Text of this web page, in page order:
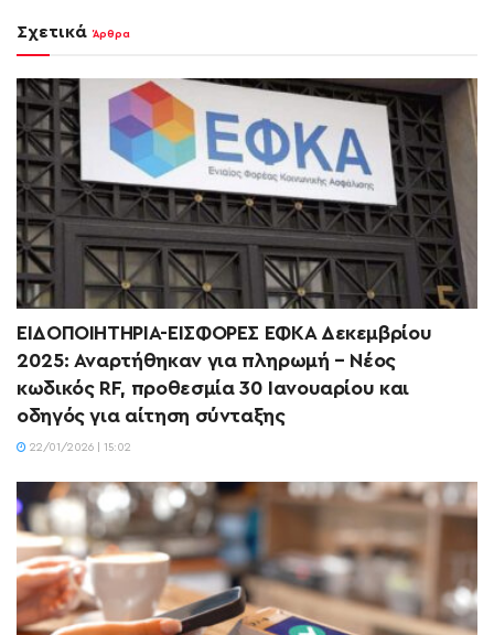
Σχετικά Άρθρα
ΕΙΔΟΠΟΙΗΤΗΡΙΑ-ΕΙΣΦΟΡΕΣ ΕΦΚΑ Δεκεμβρίου
2025: Αναρτήθηκαν για πληρωμή – Νέος
κωδικός RF, προθεσμία 30 Ιανουαρίου και
οδηγός για αίτηση σύνταξης
22/01/2026 | 15:02